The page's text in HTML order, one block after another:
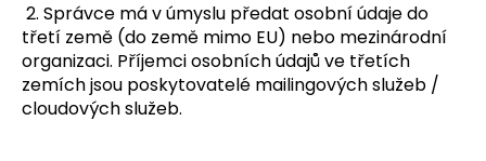
2. Správce má v úmyslu předat osobní údaje do
třetí země (do země mimo EU) nebo mezinárodní
organizaci. Příjemci osobních údajů ve třetích
zemích jsou poskytovatelé mailingových služeb /
cloudových služeb.